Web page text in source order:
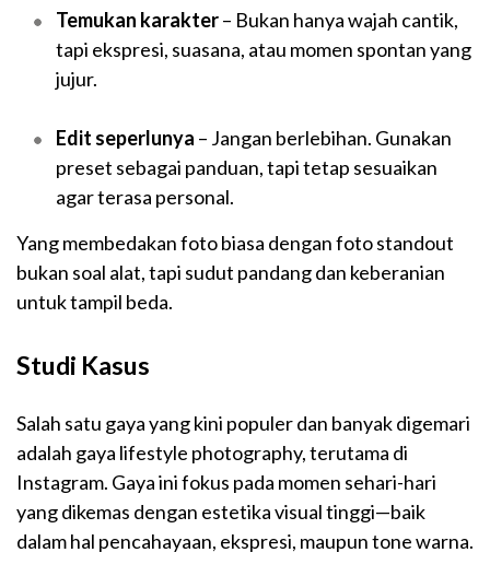
Temukan karakter– Bukan hanya wajah cantik,
tapi ekspresi, suasana, atau momen spontan yang
jujur.
Edit seperlunya – Jangan berlebihan. Gunakan
preset sebagai panduan, tapi tetap sesuaikan
agar terasa personal.
Yang membedakan foto biasa dengan foto standout
bukan soal alat, tapi sudut pandang dan keberanian
untuk tampil beda.
Studi Kasus
Salah satu gaya yang kini populer dan banyak digemari
adalah gaya lifestyle photography, terutama di
Instagram. Gaya ini fokus pada momen sehari-hari
yang dikemas dengan estetika visual tinggi—baik
dalam hal pencahayaan, ekspresi, maupun tone warna.